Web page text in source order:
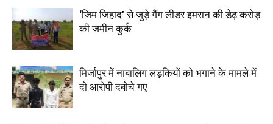
‘जिम जिहाद’ से जुड़े गैंग लीडर इमरान की डेढ़ करोड़
की जमीन कुर्क
मिर्जापुर में नाबालिग लड़कियों को भगाने के मामले में
दो आरोपी दबोचे गए